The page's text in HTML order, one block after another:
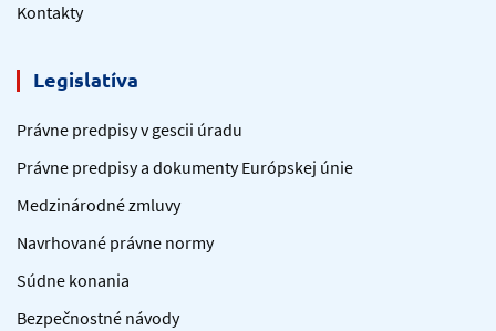
Kontakty
Legislatíva
Právne predpisy v gescii úradu
Právne predpisy a dokumenty Európskej únie
Medzinárodné zmluvy
Navrhované právne normy
Súdne konania
Bezpečnostné návody